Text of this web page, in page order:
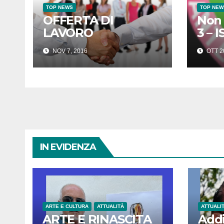
TOP NEWS
OFFERTA DI
LAVORO
NOV 7, 2016
TOP
3 –
OTT
IN EVIDENZA
ARTE E CULTURA ATTUALITÀ
ARTE E RINASCITA